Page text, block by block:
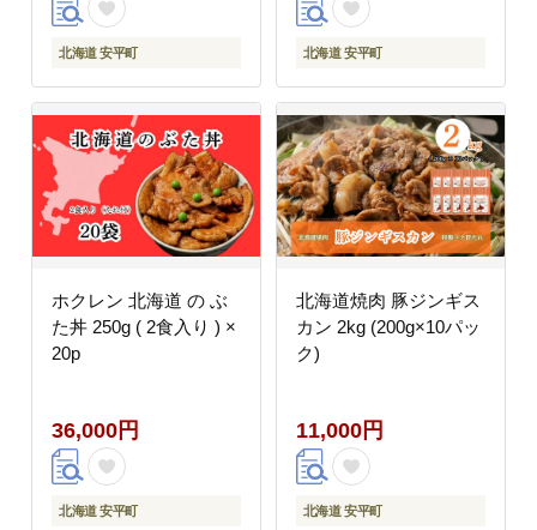
北海道 安平町 北海道 安平町
ホクレン 北海道 の ぶ
た丼 250g ( 2食入り ) ×
20p
36,000円
北海道 安平町
北海道焼肉 豚ジンギス
カン 2kg (200g×10パッ
ク)
11,000円
北海道 安平町